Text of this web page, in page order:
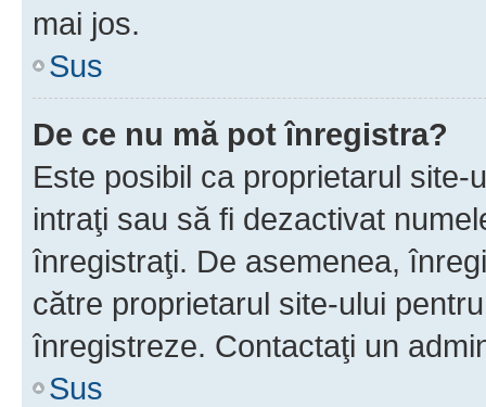
mai jos.
Sus
De ce nu mă pot înregistra?
Este posibil ca proprietarul
intraţi sau să fi dezactivat
înregistraţi. De asemenea,
către proprietarul site-ului
înregistreze. Contactaţi un
Sus